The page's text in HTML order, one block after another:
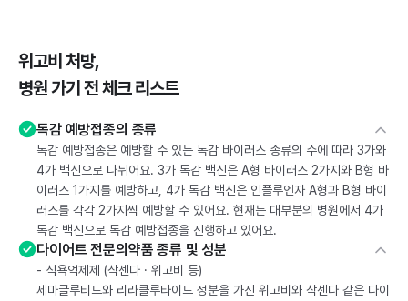
위고비 처방,
병원 가기 전 체크 리스트
독감 예방접종의 종류
독감 예방접종은 예방할 수 있는 독감 바이러스 종류의 수에 따라 3가와
4가 백신으로 나뉘어요. 3가 독감 백신은 A형 바이러스 2가지와 B형 바
이러스 1가지를 예방하고, 4가 독감 백신은 인플루엔자 A형과 B형 바이
러스를 각각 2가지씩 예방할 수 있어요. 현재는 대부분의 병원에서 4가
독감 백신으로 독감 예방접종을 진행하고 있어요.
다이어트 전문의약품 종류 및 성분
- 식욕억제제 (삭센다 · 위고비 등)
세마글루티드와 리라클루타이드 성분을 가진 위고비와 삭센다 같은 다이